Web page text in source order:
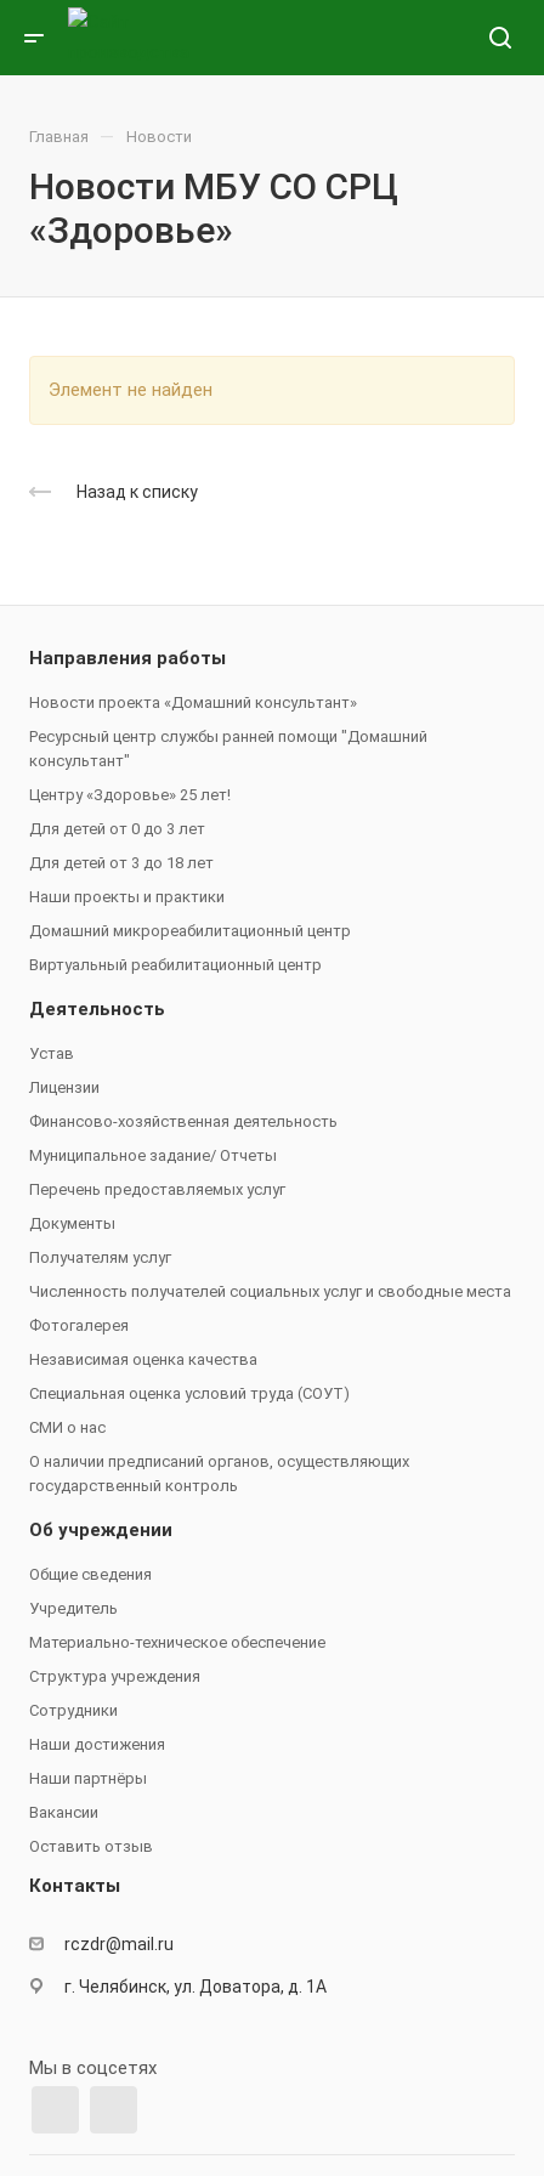
Главная — Новости
Новости МБУ СО СРЦ
«Здоровье»
Элемент не найден
Назад к списку
Направления работы
Новости проекта «Домашний консультант»
Ресурсный центр службы ранней помощи "Домашний
консультант"
Центру «Здоровье» 25 лет!
Для детей от 0 до 3 лет
Для детей от 3 до 18 лет
Наши проекты и практики
Домашний микрореабилитационный центр
Виртуальный реабилитационный центр
Деятельность
Устав
Лицензии
Финансово-хозяйственная деятельность
Муниципальное задание/ Отчеты
Перечень предоставляемых услуг
Документы
Получателям услуг
Численность получателей социальных услуг и свободные места
Фотогалерея
Независимая оценка качества
Специальная оценка условий труда (СОУТ)
СМИ о нас
О наличии предписаний органов, осуществляющих
государственный контроль
Об учреждении
Общие сведения
Учредитель
Материально-техническое обеспечение
Структура учреждения
Сотрудники
Наши достижения
Наши партнёры
Вакансии
Оставить отзыв
Контакты
rczdr@mail.ru
г. Челябинск, ул. Доватора, д. 1А
Мы в соцсетях